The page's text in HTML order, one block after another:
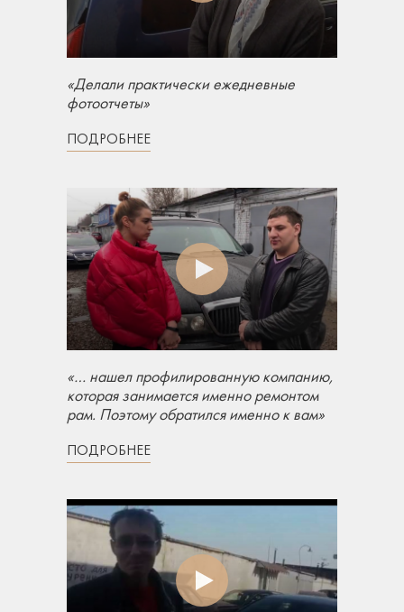
«Делали практически ежедневные
фотоотчеты»
ПОДРОБНЕЕ
«… нашел профилированную компанию,
которая занимается именно ремонтом
рам. Поэтому обратился именно к вам»
ПОДРОБНЕЕ